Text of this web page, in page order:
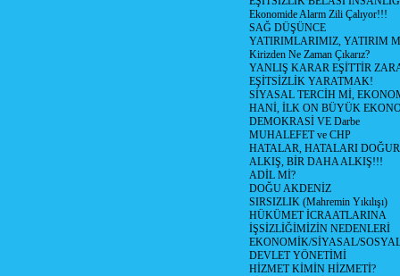
Ekonomide Alarm Zili Çalıyor!!!
SAĞ DÜŞÜNCE
YATIRIMLARIMIZ, YATIRIM
Kirizden Ne Zaman Çıkarız?
YANLIŞ KARAR EŞİTTİR
EŞİTSİZLİK YARATMAK!
SİYASAL TERCİH Mİ,
HANİ, İLK ON BÜYÜK
DEMOKRASİ VE Darbe
MUHALEFET ve CHP
HATALAR, HATALARI
ALKIŞ, BİR DAHA ALKIŞ!!!
ADİL Mİ?
DOĞU AKDENİZ
SIRSIZLIK (Mahremin Yıkılışı)
HÜKÜMET İCRAATLARINA
İŞSİZLİĞİMİZİN NEDENLERİ
EKONOMİK/SİYASAL/
DEVLET YÖNETİMİ
HİZMET KİMİN HİZMETİ?